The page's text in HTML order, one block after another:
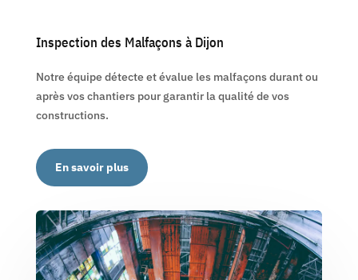
Inspection des Malfaçons à Dijon
Notre équipe détecte et évalue les malfaçons durant ou
après vos chantiers pour garantir la qualité de vos
constructions.
En savoir plus